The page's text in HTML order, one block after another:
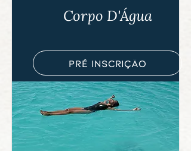
Corpo D'Água
pré inscrição